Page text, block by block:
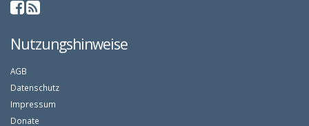
Nutzungshinweise
AGB
Datenschutz
Impressum
Donate